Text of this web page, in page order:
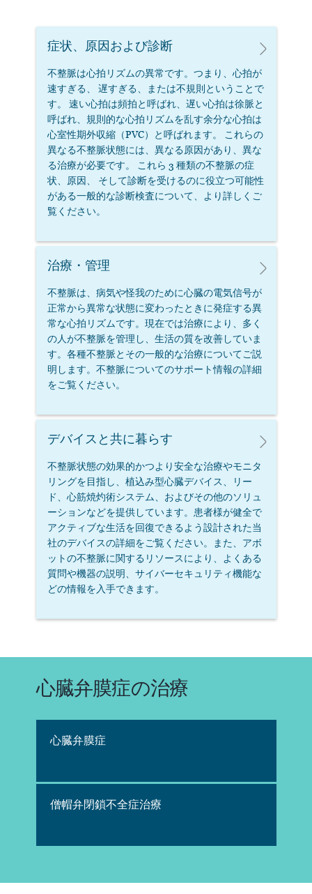
症状、原因および診断
不整脈は心拍リズムの異常です。つまり、心拍が
速すぎる、 遅すぎる、または不規則ということで
す。 速い心拍は頻拍と呼ばれ、遅い心拍は徐脈と
呼ばれ、規則的な心拍リズムを乱す余分な心拍は
心室性期外収縮（PVC）と呼ばれます。 これらの
異なる不整脈状態には、異なる原因があり、異な
る治療が必要です。 これら 3 種類の不整脈の症
状、原因、 そして診断を受けるのに役立つ可能性
がある一般的な診断検査について、より詳しくご
覧ください。
治療・管理
不整脈は、病気や怪我のために心臓の電気信号が
正常から異常な状態に変わったときに発症する異
常な心拍リズムです。現在では治療により、多く
の人が不整脈を管理し、生活の質を改善していま
す。各種不整脈とその一般的な治療についてご説
明します。不整脈についてのサポート情報の詳細
をご覧ください。
デバイスと共に暮らす
不整脈状態の効果的かつより安全な治療やモニタ
リングを目指し、植込み型心臓デバイス、リー
ド、心筋焼灼術システム、およびその他のソリュ
ーションなどを提供しています。患者様が健全で
アクティブな生活を回復できるよう設計された当
社のデバイスの詳細をご覧ください。また、アボ
ットの不整脈に関するリソースにより、よくある
質問や機器の説明、サイバーセキュリティ機能な
どの情報を入手できます。
心臓弁膜症の治療​
心臓弁膜症
僧帽弁閉鎖不全症治療